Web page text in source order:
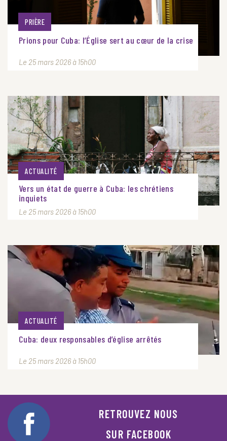
PRIÈRE
Prions pour Cuba: l’Église sert au cœur de la crise
Le 25 mars 2026 à 15h00
ACTUALITÉ
Vers un état de guerre à Cuba: les chrétiens
inquiets
Le 25 mars 2026 à 15h00
ACTUALITÉ
Cuba: deux responsables d’église arrêtés
Le 25 mars 2026 à 15h00
RETROUVEZ NOUS
SUR FACEBOOK